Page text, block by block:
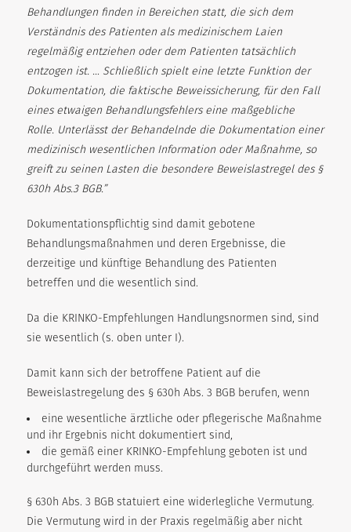
Behandlungen finden in Bereichen statt, die sich dem
Verständnis des Patienten als medizinischem Laien
regelmäßig entziehen oder dem Patienten tatsächlich
entzogen ist. … Schließlich spielt eine letzte Funktion der
Dokumentation, die faktische Beweissicherung, für den Fall
eines etwaigen Behandlungsfehlers eine maßgebliche
Rolle. Unterlässt der Behandelnde die Dokumentation einer
medizinisch wesentlichen Information oder Maßnahme, so
greift zu seinen Lasten die besondere Beweislastregel des §
630h Abs.3 BGB.”
Dokumentationspflichtig sind damit gebotene
Behandlungsmaßnahmen und deren Ergebnisse, die
derzeitige und künftige Behandlung des Patienten
betreffen und die wesentlich sind.
Da die KRINKO-Empfehlungen Handlungsnormen sind, sind
sie wesentlich (s. oben unter I).
Damit kann sich der betroffene Patient auf die
Beweislastregelung des § 630h Abs. 3 BGB berufen, wenn
eine wesentliche ärztliche oder pflegerische Maßnahme
und ihr Ergebnis nicht dokumentiert sind,
die gemäß einer KRINKO-Empfehlung geboten ist und
durchgeführt werden muss.
§ 630h Abs. 3 BGB statuiert eine widerlegliche Vermutung.
Die Vermutung wird in der Praxis regelmäßig aber nicht